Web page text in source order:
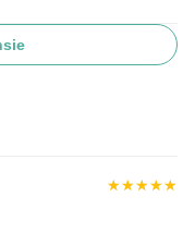
★★★★★
★★★★★